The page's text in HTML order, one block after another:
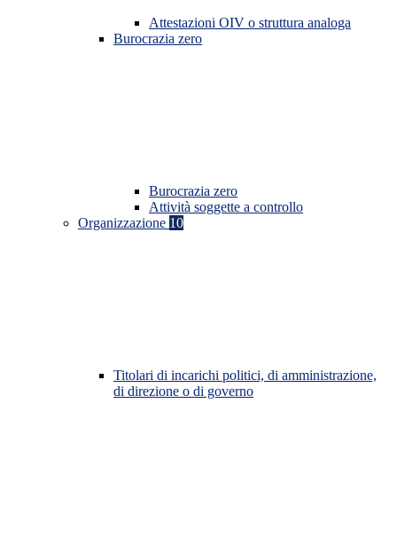
Attestazioni OIV o struttura analoga
Burocrazia zero
Burocrazia zero
Attività soggette a controllo
Organizzazione 10
Titolari di incarichi politici, di amministrazione,
di direzione o di governo